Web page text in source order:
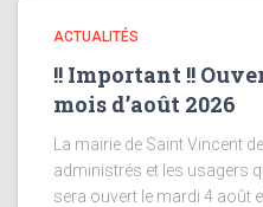
ACTUALITÉS
!! Important !!
mois d’août 2026
La mairie de Saint Vincent
administrés et les usagers
sera ouvert le mardi 4 août